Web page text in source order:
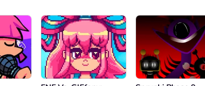
Controle de volume